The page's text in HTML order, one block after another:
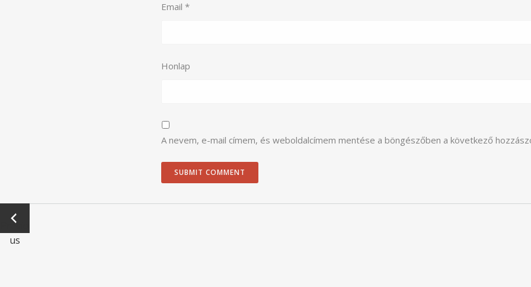
Email *
Honlap
A nevem, e-mail címem, és weboldalcímem mentése a böngészőben a következő
←
Previo
us